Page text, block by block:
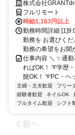
株式会社
フルリモート
時給1,163円以上
勤務時間詳細
勤務を お選びくだ
勤務の希望をお聞
仕事内容 ＼ ✨通
ればOK！ ➰学歴
髭OK！ ➰PC・ヘ
主婦・主夫歓迎 フリー
経験者歓迎
ネイルOK
フルタイム歓迎
シフト
前へ